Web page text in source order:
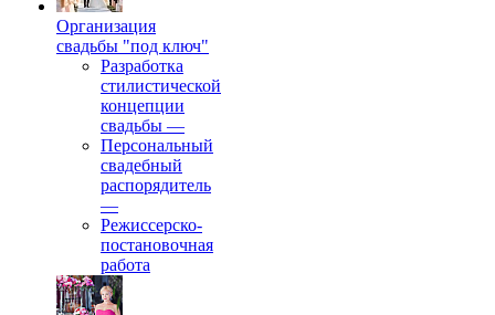
Организация
свадьбы "под ключ"
Разработка
стилистической
концепции
свадьбы —
Персональный
свадебный
распорядитель
—
Режиссерско-
постановочная
работа